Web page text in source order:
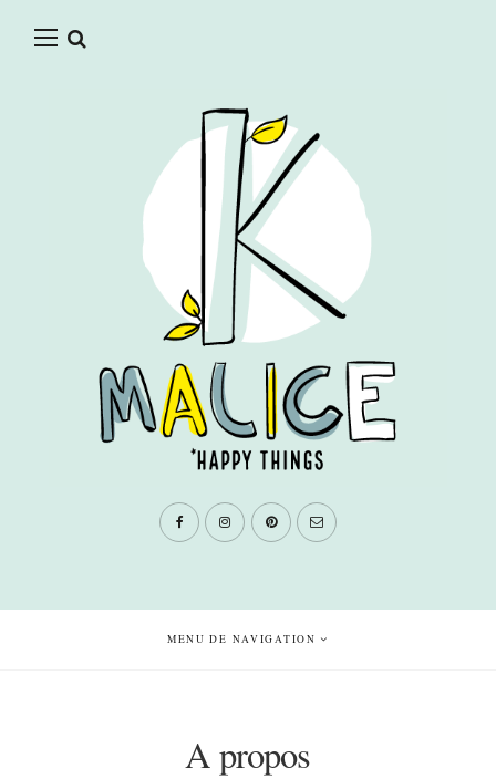
MENU DE NAVIGATION
A propos